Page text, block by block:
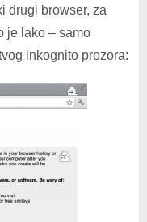
drugi browser, za
je lako – samo
inkognito prozora: